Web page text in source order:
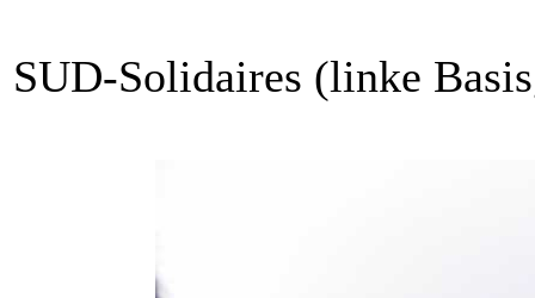
SUD-Solidaires (linke